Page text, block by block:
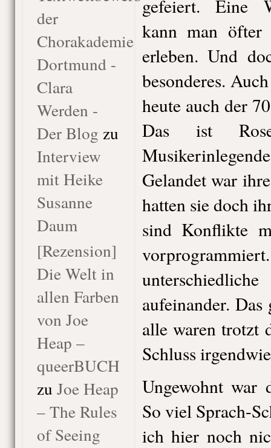
der
Chorakademie
Dortmund -
Clara
Werden -
Der Blog zu
Interview
mit Heike
Susanne
Daum
[Rezension]
Die Welt in
allen Farben
von Joe
Heap –
queerBUCH
zu Joe Heap
– The Rules
of Seeing
gefeiert. Eine
kann man öfter
erleben. Und
besonderes.
heute auch der
Das ist
Gelandet war
hatten sie doch
sind Konflikte
aufeinander.
alle waren trotzt
Schluss
Ungewohnt war
So viel Sprach-
ich hier noch